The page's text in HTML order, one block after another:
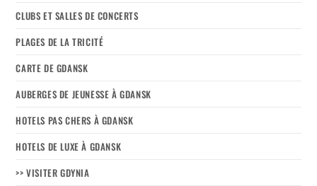
CLUBS ET SALLES DE CONCERTS
PLAGES DE LA TRICITÉ
CARTE DE GDANSK
AUBERGES DE JEUNESSE À GDANSK
HOTELS PAS CHERS À GDANSK
HOTELS DE LUXE À GDANSK
>> VISITER GDYNIA